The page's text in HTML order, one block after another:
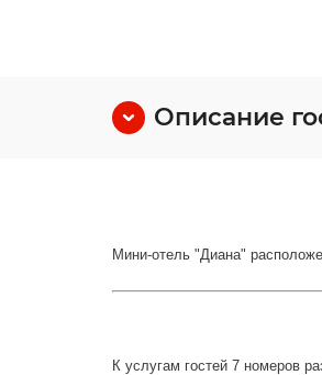
Описание
Мини-отель "Диана"
К услугам гостей 7 номеров